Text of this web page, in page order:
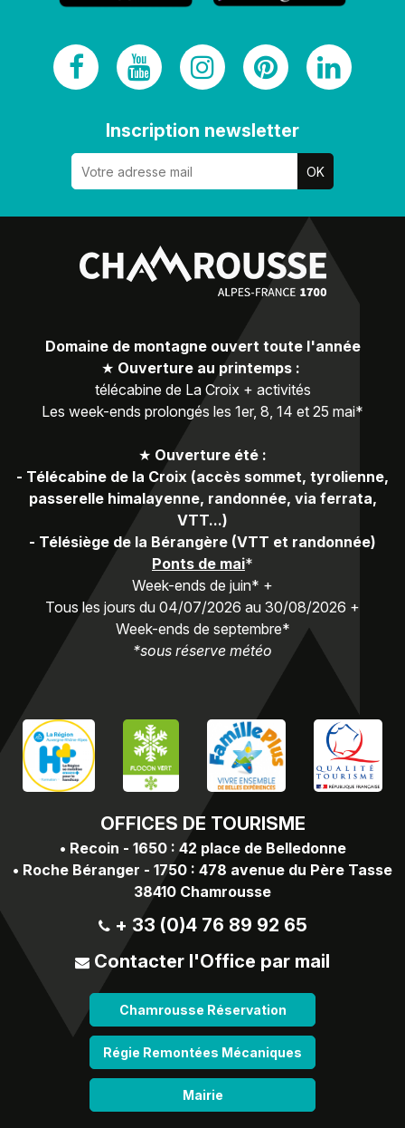
Inscription newsletter
OFFICES DE TOURISME
• Recoin - 1650 : 42 place de Belledonne
• Roche Béranger - 1750 : 478 avenue du Père Tasse
38410 Chamrousse
+ 33 (0)4 76 89 92 65
Contacter l'Office par mail
Chamrousse Réservation
Régie Remontées Mécaniques
Mairie
Domaine de montagne ouvert toute l'année
★ Ouverture au printemps :
télécabine de La Croix + activités
Les week-ends prolongés les 1er, 8, 14 et 25 mai*
★ Ouverture été :
- Télécabine de la Croix (accès sommet, tyrolienne,
passerelle himalayenne, randonnée, via ferrata,
VTT...)
- Télésiège de la Bérangère (VTT et randonnée)
Ponts de mai*
Week-ends de juin* +
Tous les jours du 04/07/2026 au 30/08/2026 +
Week-ends de septembre*
*sous réserve météo